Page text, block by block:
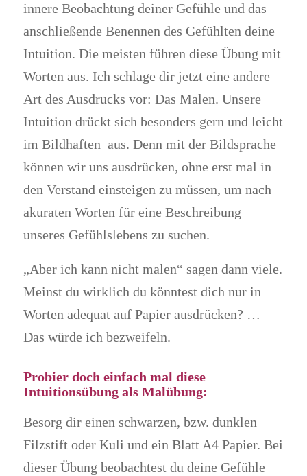
innere Beobachtung deiner Gefühle und das
anschließende Benennen des Gefühlten deine
Intuition. Die meisten führen diese Übung mit
Worten aus. Ich schlage dir jetzt eine andere
Art des Ausdrucks vor: Das Malen. Unsere
Intuition drückt sich besonders gern und leicht
im Bildhaften aus. Denn mit der Bildsprache
können wir uns ausdrücken, ohne erst mal in
den Verstand einsteigen zu müssen, um nach
akuraten Worten für eine Beschreibung
unseres Gefühlslebens zu suchen.
„Aber ich kann nicht malen“ sagen dann viele.
Meinst du wirklich du könntest dich nur in
Worten adequat auf Papier ausdrücken? …
Das würde ich bezweifeln.
Probier doch einfach mal diese
Intuitionsübung als Malübung:
Besorg dir einen schwarzen, bzw. dunklen
Filzstift oder Kuli und ein Blatt A4 Papier. Bei
dieser Übung beobachtest du deine Gefühle